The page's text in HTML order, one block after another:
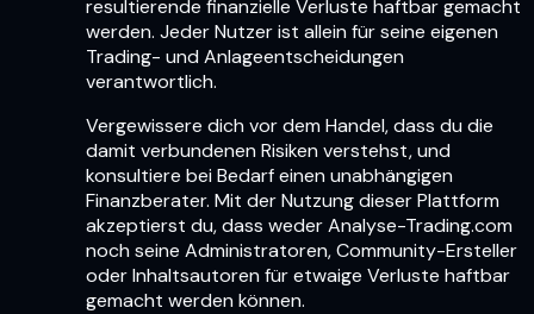
resultierende finanzielle Verluste haftbar gemacht
werden. Jeder Nutzer ist allein für seine eigenen
Trading- und Anlageentscheidungen
verantwortlich.
Vergewissere dich vor dem Handel, dass du die
damit verbundenen Risiken verstehst, und
konsultiere bei Bedarf einen unabhängigen
Finanzberater. Mit der Nutzung dieser Plattform
akzeptierst du, dass weder Analyse-Trading.com
noch seine Administratoren, Community-Ersteller
oder Inhaltsautoren für etwaige Verluste haftbar
gemacht werden können.